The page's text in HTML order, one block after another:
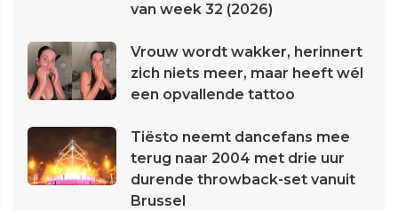
van week 32 (2026)
Vrouw wordt wakker, herinnert
zich niets meer, maar heeft wél
een opvallende tattoo
Tiësto neemt dancefans mee
terug naar 2004 met drie uur
durende throwback-set vanuit
Brussel